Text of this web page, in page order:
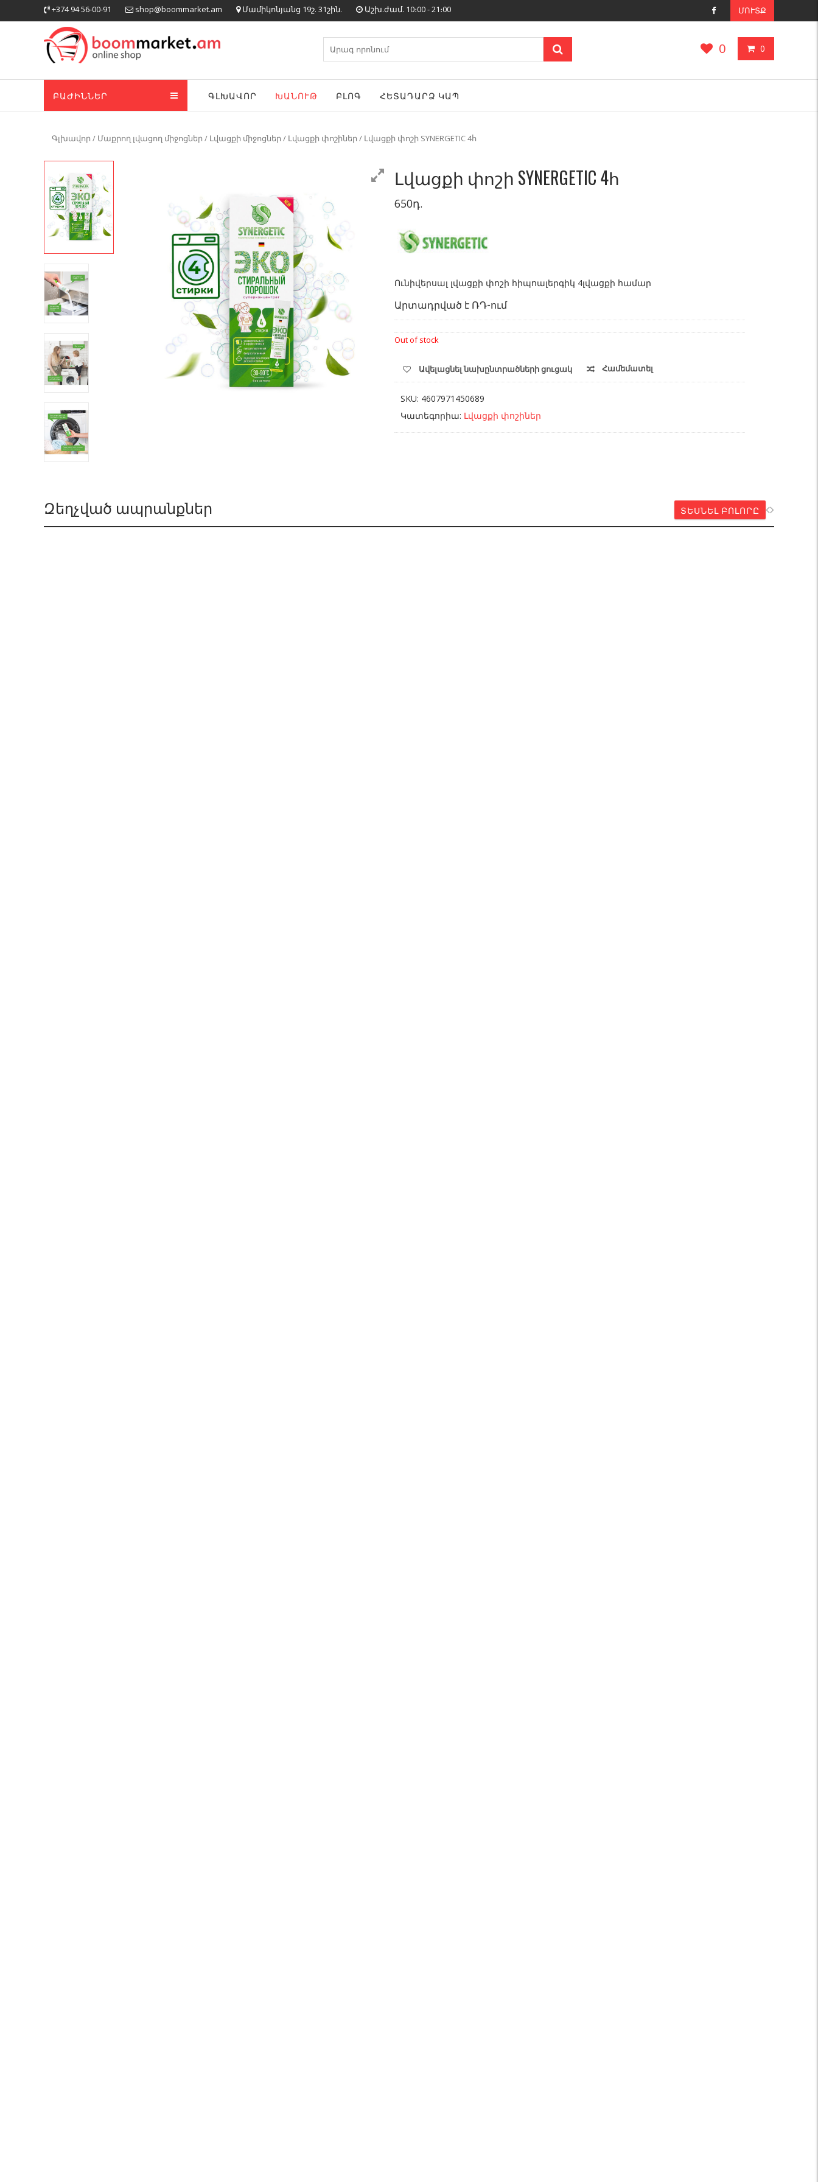
to
+374 94 56-00-91 shop@boommarket.am Մամիկոնյանց 19շ. 31շին. Աշխ.ժամ. 10։00 - 21։00 ՄՈՒՏՔ
0 0
Search
ԲԱԺԻՆՆԵՐ ԳԼԽԱՎՈՐ ԽԱՆՈՒԹ ԲԼՈԳ ՀԵՏԱԴԱՐՁ ԿԱՊ
Գլխավոր / Մաքրող լվացող միջոցներ / Լվացքի միջոցներ / Լվացքի փոշիներ / Լվացքի փոշի SYNERGETIC 4հ
Լվացքի փոշի SYNERGETIC 4հ
650դ.
Ունիվերսալ լվացքի փոշի հիպոալերգիկ 4լվացքի համար
Արտադրված է ՌԴ-ում
Out of stock
Ավելացնել նախընտրածների ցուցակ Համեմատել
SKU: 4607971450689
Կատեգորիա: Լվացքի փոշիներ
Զեղչված ապրանքներ ՏԵՍՆԵԼ ԲՈԼՈՐԸ